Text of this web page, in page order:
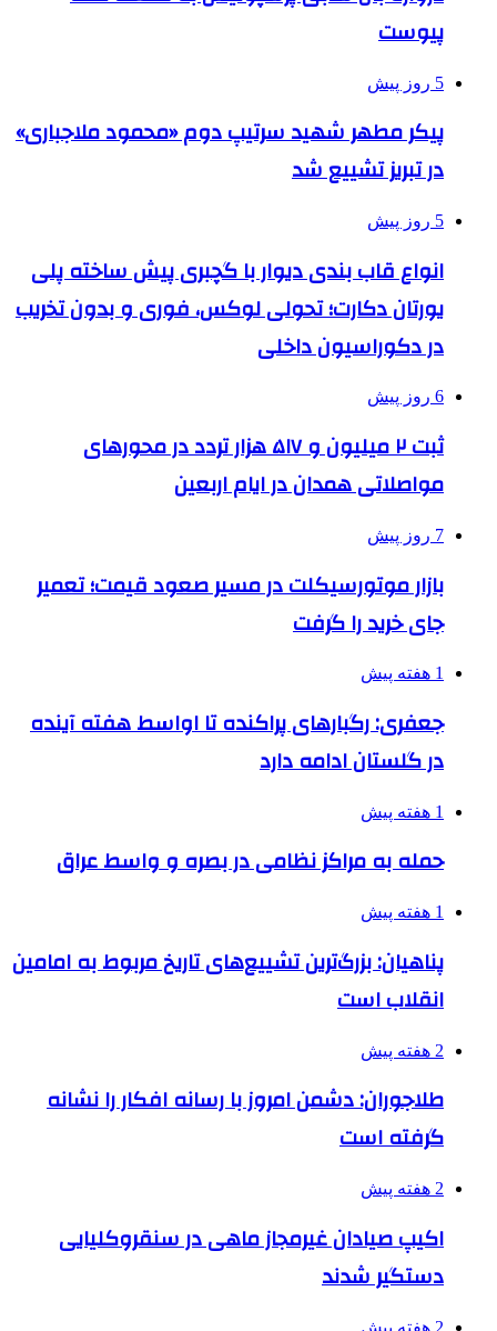
پیوست
5 روز پیش
پیکر مطهر شهید سرتیپ دوم «محمود ملاجباری»
در تبریز تشییع شد
5 روز پیش
انواع قاب بندی دیوار با گچبری پیش ساخته پلی
یورتان دکارت؛ تحولی لوکس، فوری و بدون تخریب
در دکوراسیون داخلی
6 روز پیش
ثبت ۲ میلیون و ۵۱۷ هزار تردد در محورهای
مواصلاتی همدان در ایام اربعین
7 روز پیش
بازار موتورسیکلت در مسیر صعود قیمت؛ تعمیر
جای خرید را گرفت
1 هفته پیش
جعفری: رگبارهای پراکنده تا اواسط هفته آینده
در گلستان ادامه دارد
1 هفته پیش
حمله به مراکز نظامی در بصره و واسط عراق
1 هفته پیش
پناهیان: بزرگ‌ترین تشییع‌های تاریخ مربوط به امامین
انقلاب است
2 هفته پیش
طلاجوران: دشمن امروز با رسانه افکار را نشانه
گرفته است
2 هفته پیش
اکیپ صیادان غیرمجاز ماهی در سنقروکلیایی
دستگیر شدند
2 هفته پیش